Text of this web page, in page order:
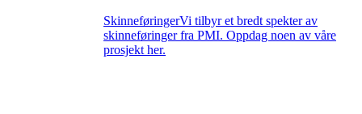
SkinneføringerVi tilbyr et bredt spekter av
skinneføringer fra PMI. Oppdag noen av våre
prosjekt her.